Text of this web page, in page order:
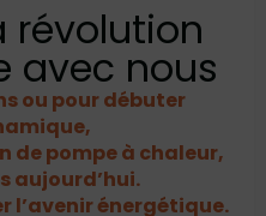
révolution
avec nous
ou pour débuter
de pompe à chaleur,
aujourd’hui.
l’avenir énergétique.